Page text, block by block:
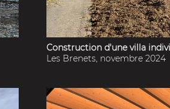
Construction d'une villa
Les Brenets, novembre 2024